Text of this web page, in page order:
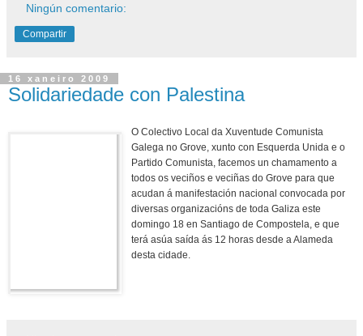
Ningún comentario:
Compartir
16 xaneiro 2009
Solidariedade con Palestina
O Colectivo Local da Xuventude Comunista
Galega no Grove, xunto con Esquerda Unida e o
Partido Comunista, facemos un chamamento a
todos os veciños e veciñas do Grove para que
acudan á manifestación nacional convocada por
diversas organizacións de toda Galiza este
domingo 18 en Santiago de Compostela, e que
terá asúa saída ás 12 horas desde a Alameda
desta cidade.